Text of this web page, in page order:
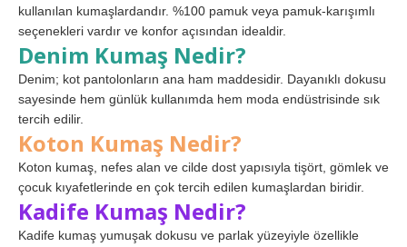
kullanılan kumaşlardandır. %100 pamuk veya pamuk-karışımlı
seçenekleri vardır ve konfor açısından idealdir.
Denim Kumaş Nedir?
Denim; kot pantolonların ana ham maddesidir. Dayanıklı dokusu
sayesinde hem günlük kullanımda hem moda endüstrisinde sık
tercih edilir.
Koton Kumaş Nedir?
Koton kumaş, nefes alan ve cilde dost yapısıyla tişört, gömlek ve
çocuk kıyafetlerinde en çok tercih edilen kumaşlardan biridir.
Kadife Kumaş Nedir?
Kadife kumaş yumuşak dokusu ve parlak yüzeyiyle özellikle